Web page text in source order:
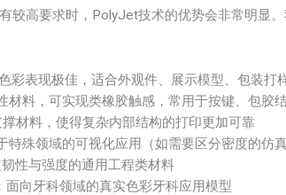
有较高要求时，PolyJet技术的优势会非常明显
彩表现极佳，适合外观件、展示模型、包装打
材料，可实现类橡胶触感，常用于按键、包胶
撑材料，使得复杂内部结构的打印更加可靠
特殊领域的可视化应用（如需要区分密度的仿真
韧性与强度的通用工程类材料
面向牙科领域的真实色彩牙科应用模型